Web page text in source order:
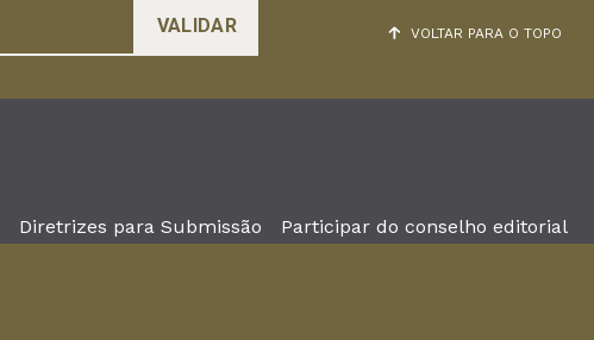
VOLTAR PARA O TOPO
Diretrizes para Submissão Participar do conselho editorial